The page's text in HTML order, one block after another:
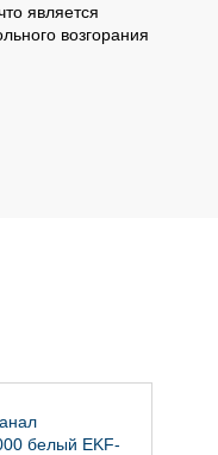
является
возгорания
белый EKF-